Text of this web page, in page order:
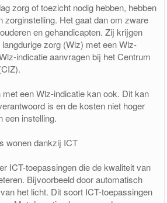
zorg of toezicht nodig hebben, hebben
zorginstelling. Het gaat dan om zware
en gehandicapten. Zij krijgen
zorg (Wlz) met een Wlz-
indicatie aanvragen bij het Centrum
een Wlz-indicatie kan ook. Dit kan
is en de kosten niet hoger
een instelling.
wonen dankzij ICT
ICT-toepassingen die de kwaliteit van
Bijvoorbeeld door automatisch
het licht. Dit soort ICT-toepassingen